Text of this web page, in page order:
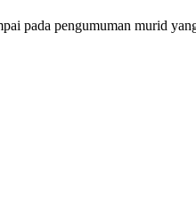
pada pengumuman murid